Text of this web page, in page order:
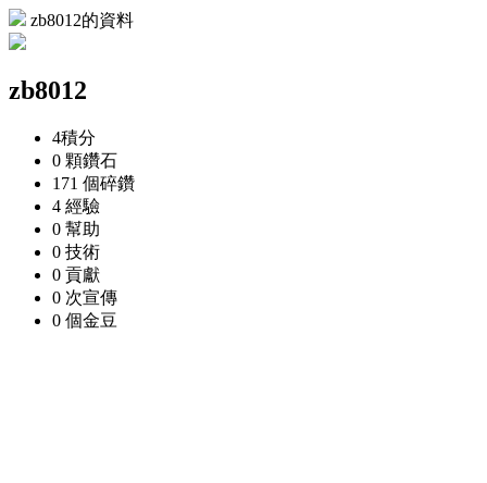
zb8012的資料
zb8012
4積分
0 顆鑽石
171 個碎鑽
4 經驗
0 幫助
0 技術
0 貢獻
0 次宣傳
0 個金豆